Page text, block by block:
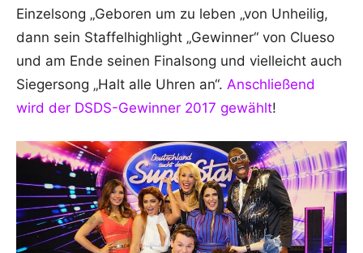
Einzelsong „Geboren um zu leben „von Unheilig,
dann sein Staffelhighlight „Gewinner“ von Clueso
und am Ende seinen Finalsong und vielleicht auch
Siegersong „Halt alle Uhren an“. Anschließend
wird der DSDS-Gewinner 2017 gewählt!